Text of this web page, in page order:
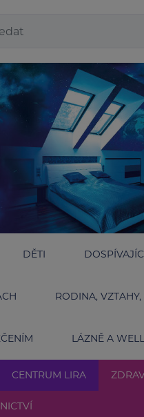
DĚTI
RODINA, VZTAHY,
LÁZNĚ A
CENTRUM LIRA